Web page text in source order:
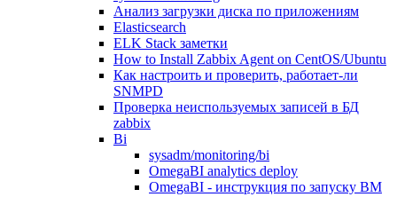
Анализ загрузки диска по приложениям
Elasticsearch
ELK Stack заметки
How to Install Zabbix Agent on CentOS/Ubuntu
Как настроить и проверить, работает-ли
SNMPD
Проверка неиспользуемых записей в БД
zabbix
Bi
sysadm/monitoring/bi
OmegaBI analytics deploy
OmegaBI - инструкция по запуску ВМ